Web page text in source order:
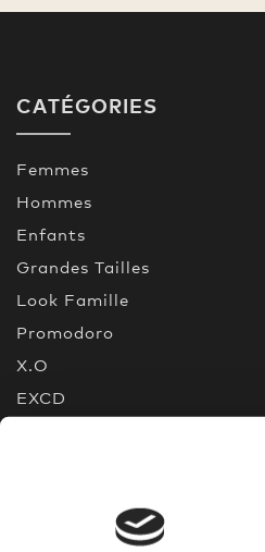
CATÉGORIES
Femmes
Hommes
Enfants
Grandes Tailles
Look Famille
Promodoro
X.O
EXCD